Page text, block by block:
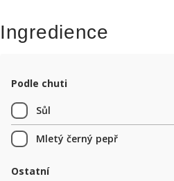
Ingredience
Podle chuti
Sůl
Mletý černý pepř
Ostatní